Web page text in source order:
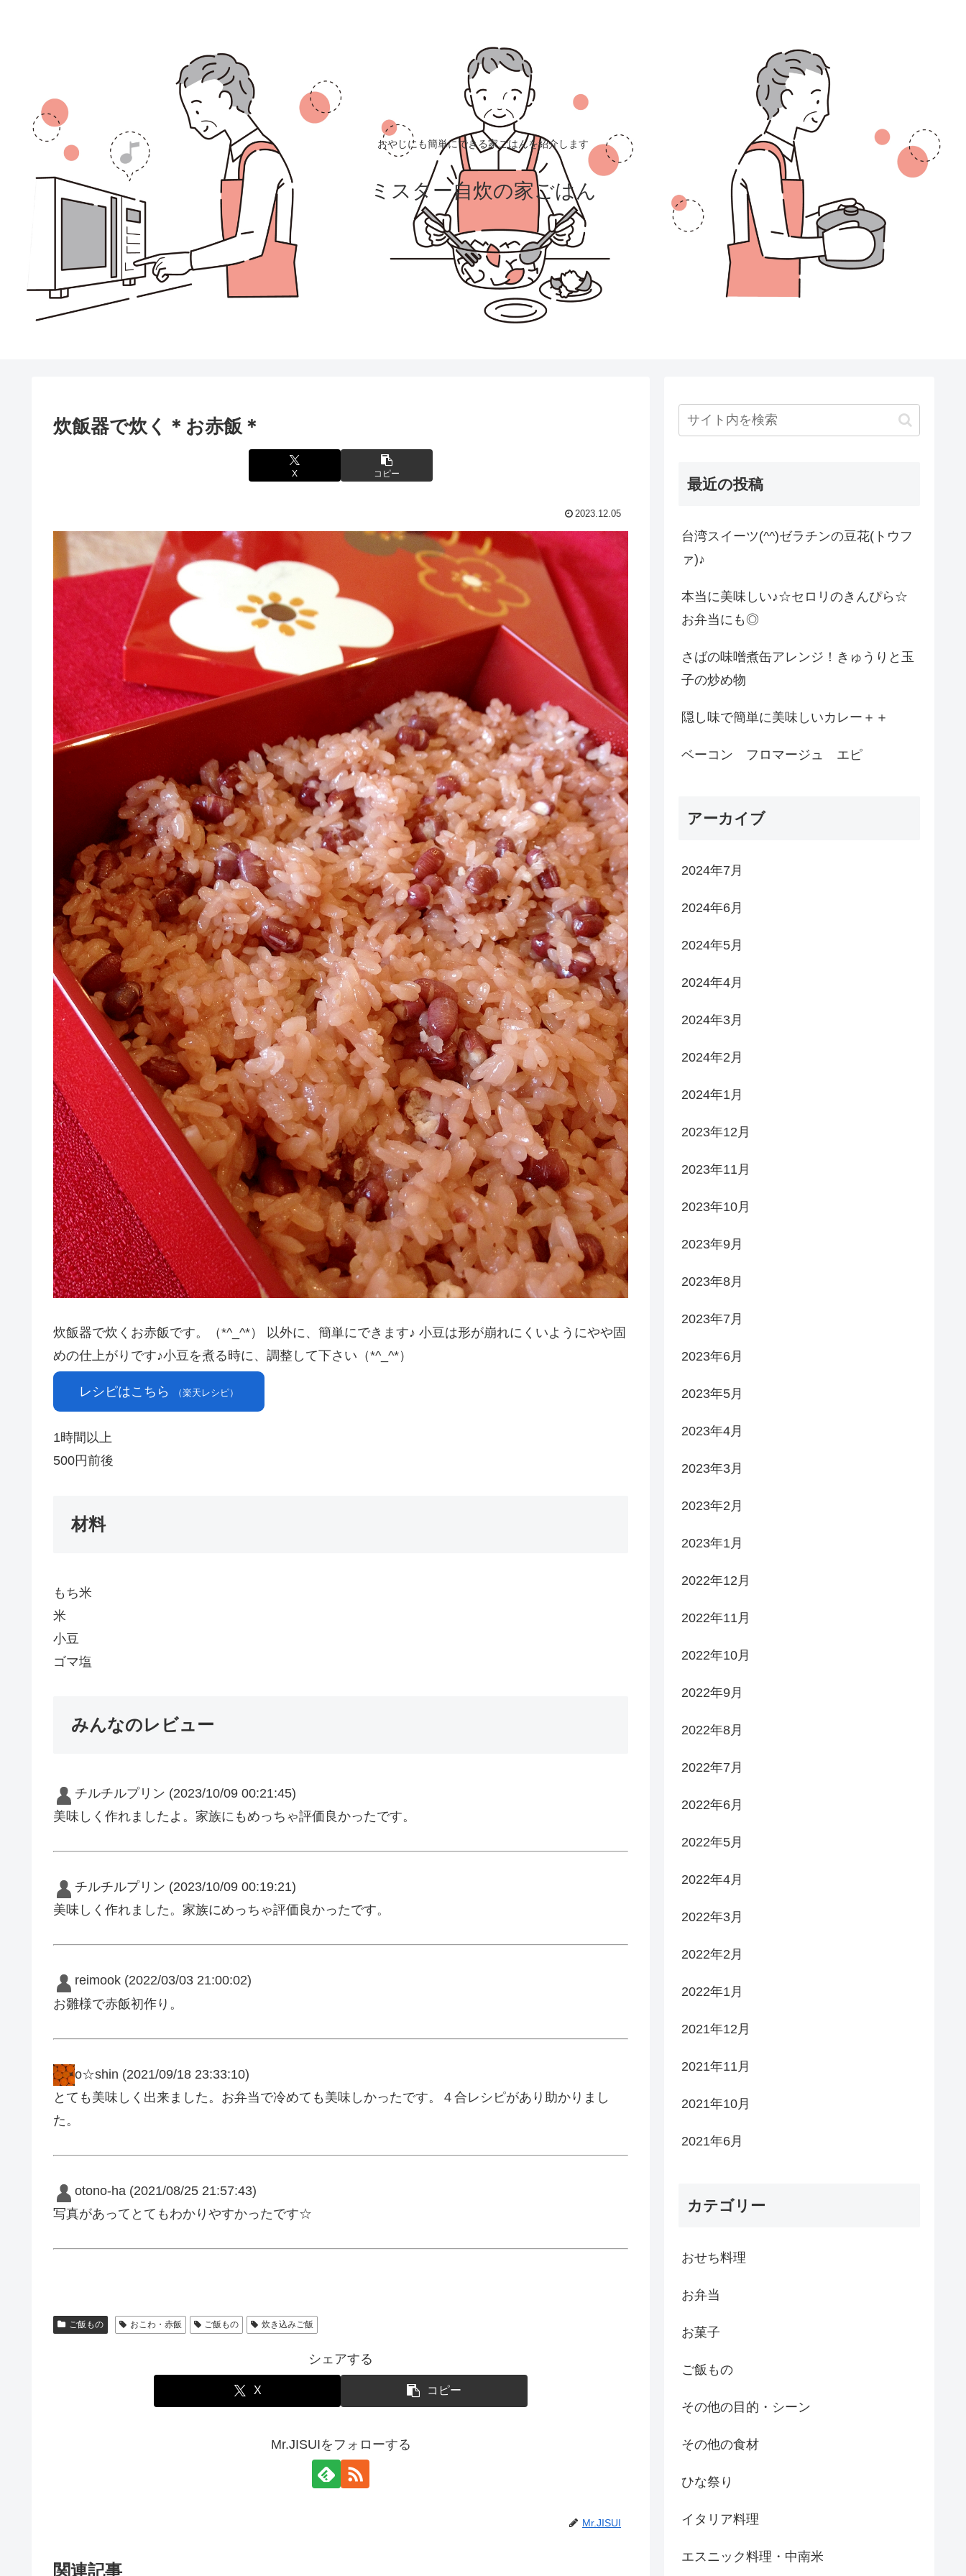
おやじにも簡単にできる家ごはんを紹介します
ミスター自炊の家ごはん
炊飯器で炊く＊お赤飯＊
X コピー
2023.12.05
炊飯器で炊くお赤飯です。（*^_^*） 以外に、簡単にできます♪ 小豆は形が崩れにくいようにやや固
めの仕上がりです♪小豆を煮る時に、調整して下さい（*^_^*）
レシピはこちら （楽天レシピ）
1時間以上
500円前後
材料
もち米
米
小豆
ゴマ塩
みんなのレビュー
チルチルプリン (2023/10/09 00:21:45)
美味しく作れましたよ。家族にもめっちゃ評価良かったです。
チルチルプリン (2023/10/09 00:19:21)
美味しく作れました。家族にめっちゃ評価良かったです。
reimook (2022/03/03 21:00:02)
お雛様で赤飯初作り。
o☆shin (2021/09/18 23:33:10)
とても美味しく出来ました。お弁当で冷めても美味しかったです。４合レシピがあり助かりまし
た。
otono-ha (2021/08/25 21:57:43)
写真があってとてもわかりやすかったです☆
ご飯もの おこわ・赤飯 ご飯もの 炊き込みご飯
シェアする
X コピー
Mr.JISUIをフォローする
Mr.JISUI
関連記事
最近の投稿
台湾スイーツ(^^)ゼラチンの豆花(トウフ
ァ)♪
本当に美味しい♪☆セロリのきんぴら☆
お弁当にも◎
さばの味噌煮缶アレンジ！きゅうりと玉
子の炒め物
隠し味で簡単に美味しいカレー＋＋
ベーコン フロマージュ エピ
アーカイブ
2024年7月
2024年6月
2024年5月
2024年4月
2024年3月
2024年2月
2024年1月
2023年12月
2023年11月
2023年10月
2023年9月
2023年8月
2023年7月
2023年6月
2023年5月
2023年4月
2023年3月
2023年2月
2023年1月
2022年12月
2022年11月
2022年10月
2022年9月
2022年8月
2022年7月
2022年6月
2022年5月
2022年4月
2022年3月
2022年2月
2022年1月
2021年12月
2021年11月
2021年10月
2021年6月
カテゴリー
おせち料理
お弁当
お菓子
ご飯もの
その他の目的・シーン
その他の食材
ひな祭り
イタリア料理
エスニック料理・中南米